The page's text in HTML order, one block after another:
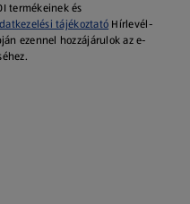
termékeinek és
tájékoztató Hírlevél-
ezennel hozzájárulok az e-